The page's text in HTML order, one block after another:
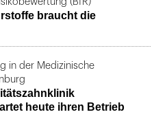
braucht die
in der Medizinische
heute ihren Betrieb